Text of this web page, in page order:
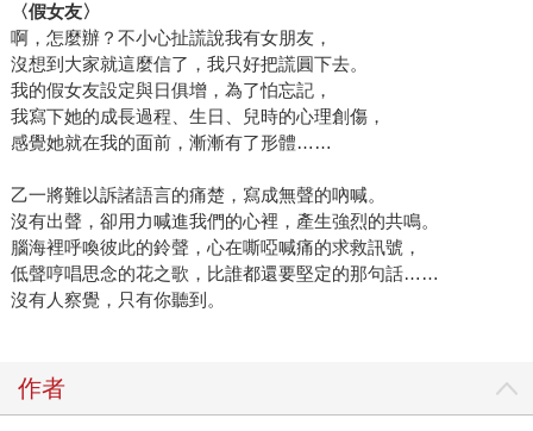
〈假女友〉
啊，怎麼辦？不小心扯謊說我有女朋友，
沒想到大家就這麼信了，我只好把謊圓下去。
我的假女友設定與日俱增，為了怕忘記，
我寫下她的成長過程、生日、兒時的心理創傷，
感覺她就在我的面前，漸漸有了形體……
乙一將難以訴諸語言的痛楚，寫成無聲的吶喊。
沒有出聲，卻用力喊進我們的心裡，產生強烈的共鳴。
腦海裡呼喚彼此的鈴聲，心在嘶啞喊痛的求救訊號，
低聲哼唱思念的花之歌，比誰都還要堅定的那句話……
沒有人察覺，只有你聽到。
作者